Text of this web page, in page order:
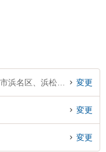
変更
変更
変更